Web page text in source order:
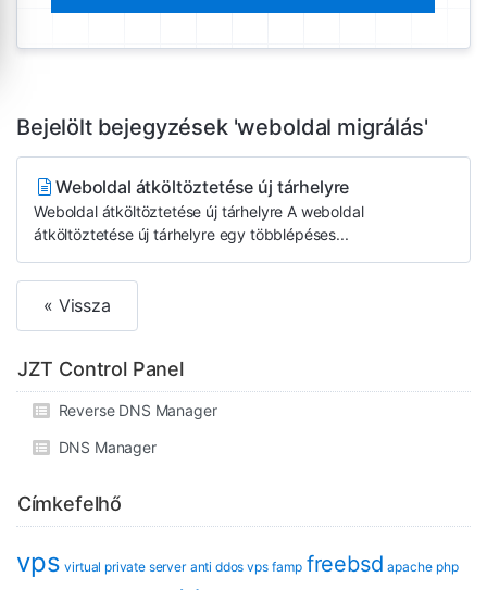
Bejelölt bejegyzések 'weboldal migrálás'
Weboldal átköltöztetése új tárhelyre
Weboldal átköltöztetése új tárhelyre A weboldal
átköltöztetése új tárhelyre egy többlépéses...
« Vissza
JZT Control Panel
Reverse DNS Manager
DNS Manager
Címkefelhő
vps virtual private server anti ddos vps famp freebsd apache php